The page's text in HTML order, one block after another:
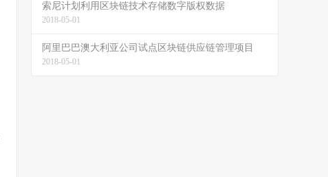
索尼计划利用区块链技术存储数字版权数据
2018-05-01
阿里巴巴澳大利亚公司试点区块链供应链管理项目
2018-05-01